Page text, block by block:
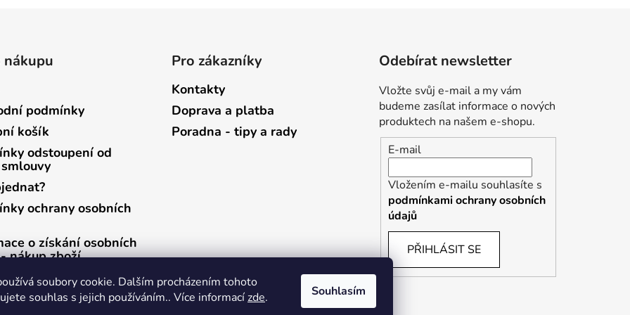
soubory cookie. Dalším procházením tohoto
souhlas s jejich používáním.. Více informacízde. Souhlasím
nákupu
podmínky
košík
odstoupení od
ochrany osobních
o získání osobních
nákup zboží
o získání osobních
zasílání newsletterů
Pro zákazníky
Kontakty
Doprava a platba
Poradna - tipy a rady
Odebírat newsletter
Vložte svůj e-mail a my vám
budeme zasílat informace o nových
produktech na našem e-shopu.
E-mail
Vložením e-mailu souhlasíte s
podmínkami ochrany osobních
údajů
PŘIHLÁSIT SE